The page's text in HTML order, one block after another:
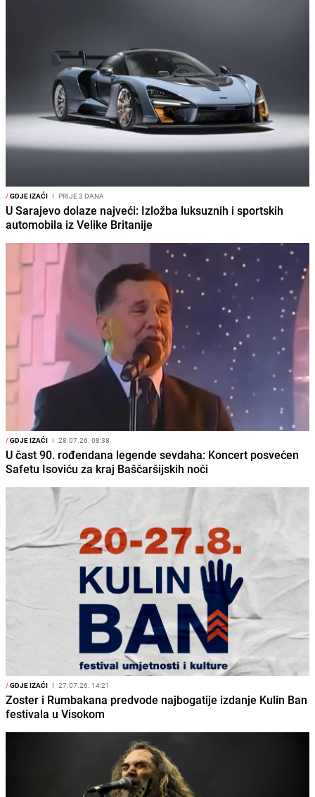
/GDJE IZAĆI I PRIJE 3 DANA
U Sarajevo dolaze najveći: Izložba luksuznih i sportskih
automobila iz Velike Britanije
/GDJE IZAĆI I 28.07.26. 08:38
U čast 90. rođendana legende sevdaha: Koncert posvećen
Safetu Isoviću za kraj Baščaršijskih noći
/GDJE IZAĆI I 27.07.26. 14:21
Zoster i Rumbakana predvode najbogatije izdanje Kulin Ban
festivala u Visokom